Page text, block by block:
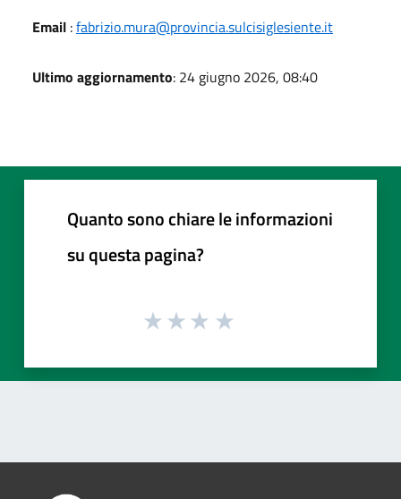
Email :fabrizio.mura@provincia.sulcisiglesiente.it
Ultimo aggiornamento: 24 giugno 2026, 08:40
Quanto sono chiare le informazioni
su questa pagina?